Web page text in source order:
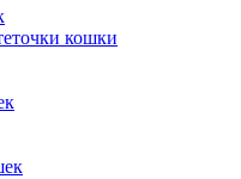
кошки